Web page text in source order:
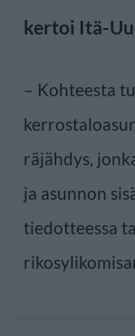
kertoi Itä-
– Kohteesta
räjähdys,
ja asunnon
tiedotteessa